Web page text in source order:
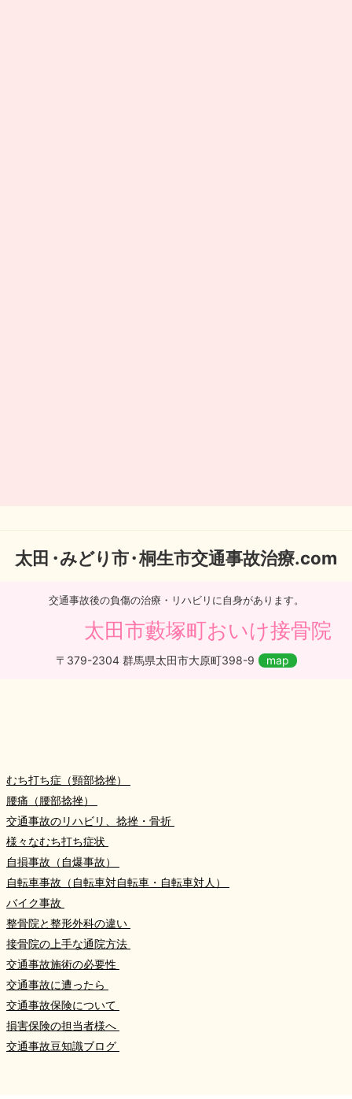
太田・みどり市・桐生市交通事故治療.com
交通事故後の負傷の治療・リハビリに自身があります。
太田市藪塚町おいけ接骨院
〒379-2304 群馬県太田市大原町398-9 map
むち打ち症（頸部捻挫）
腰痛（腰部捻挫）
交通事故のリハビリ、捻挫・骨折
様々なむち打ち症状
自損事故（自爆事故）
自転車事故（自転車対自転車・自転車対人）
バイク事故
整骨院と整形外科の違い
接骨院の上手な通院方法
交通事故施術の必要性
交通事故に遭ったら
交通事故保険について
損害保険の担当者様へ
交通事故豆知識ブログ